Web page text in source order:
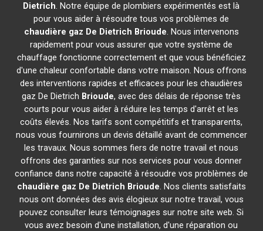
Dietrich. Notre équipe de plombiers expérimentés est là
pour vous aider à résoudre tous vos problèmes de
chaudière gaz De Dietrich Brioude. Nous intervenons
rapidement pour vous assurer que votre système de
chauffage fonctionne correctement et que vous bénéficiez
d'une chaleur confortable dans votre maison. Nous offrons
des interventions rapides et efficaces pour les chaudières
gaz De Dietrich Brioude, avec des délais de réponse très
courts pour vous aider à réduire les temps d'arrêt et les
coûts élevés. Nos tarifs sont compétitifs et transparents,
nous vous fournirons un devis détaillé avant de commencer
les travaux. Nous sommes fiers de notre travail et nous
offrons des garanties sur nos services pour vous donner
confiance dans notre capacité à résoudre vos problèmes de
chaudière gaz De Dietrich Brioude. Nos clients satisfaits
nous ont données des avis élogieux sur notre travail, vous
pouvez consulter leurs témoignages sur notre site web. Si
vous avez besoin d'une installation, d'une réparation ou